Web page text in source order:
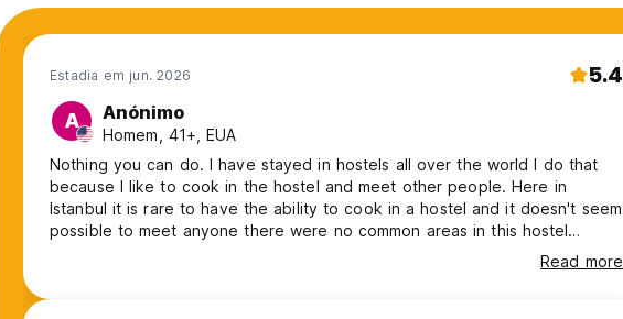
Estadia em jun. 2026 5.4
A Anónimo
Homem, 41+, EUA
Nothing you can do. I have stayed in hostels all over the world I do that
because I like to cook in the hostel and meet other people. Here in
Istanbul it is rare to have the ability to cook in a hostel and it doesn't seem
possible to meet anyone there were no common areas in this hostel
except the room for the breakfast and knowing there was there toRead more